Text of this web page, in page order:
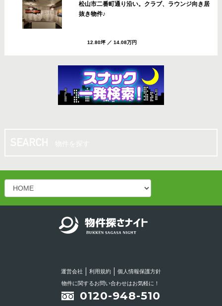
松山市二番町通り沿い。クラブ、ラウンジ向き居
抜き物件♪
12.80坪 ／ 14.08万円
松山市 八坂通りすぐのバー・スナック向き居抜
き店舗！共益費・ごみ処理費サービス！！
10.00坪 ／ 13.20万円
15.00坪 ／ 14.30万円
16.50坪 ／ 18.15万円
運営会社 利用規約
個人情報保護方針
物件に関するお問い合わせはお気軽に！
0120-948-510